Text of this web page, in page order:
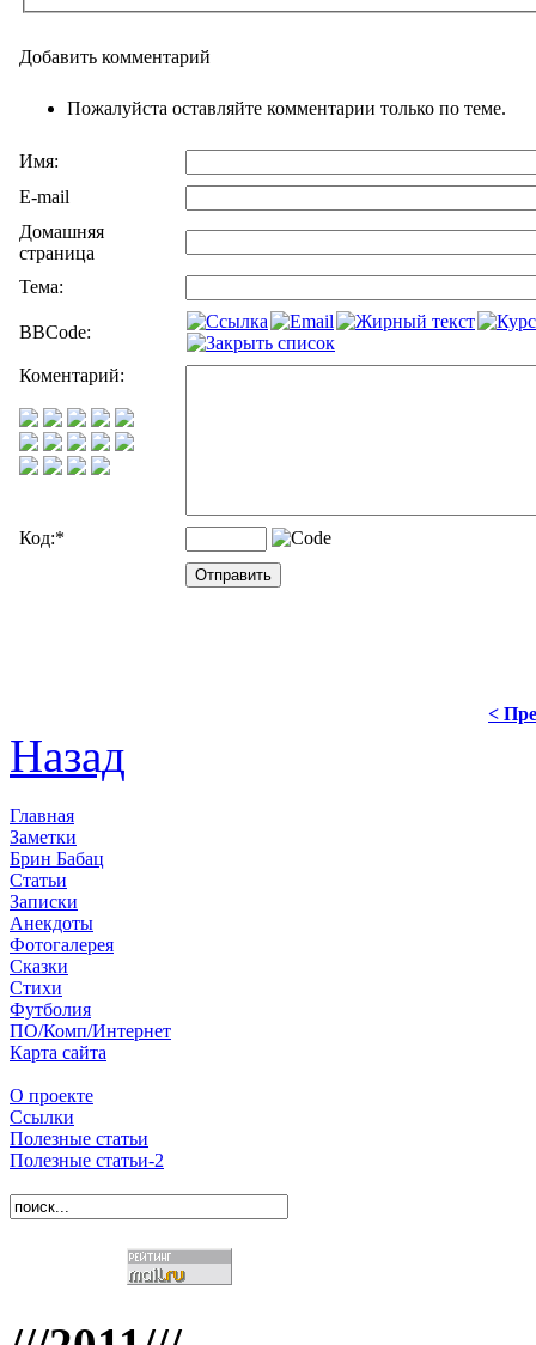
Добавить комментарий
Пожалуйста оставляйте комментарии только по теме.
Имя:
E-mail
Домашняя
страница
Тема:
BBCode:
Коментарий:
Код:*
<
Назад
Главная
Заметки
Брин Бабац
Статьи
Записки
Анекдоты
Фотогалерея
Сказки
Стихи
Футболия
ПО/Комп/Интернет
Карта сайта
О проекте
Ссылки
Полезные статьи
Полезные статьи-2